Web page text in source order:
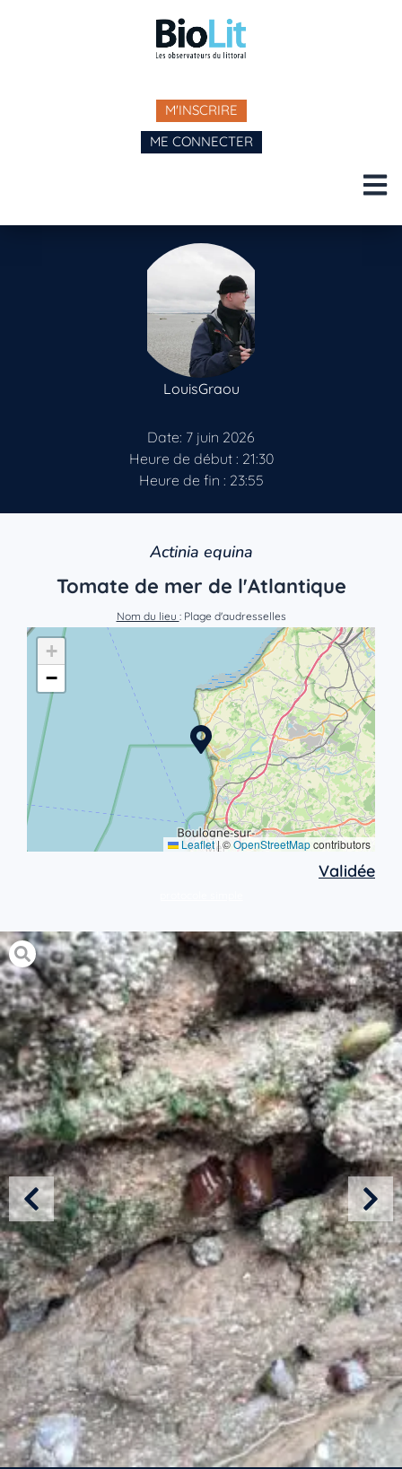
M'INSCRIRE
ME CONNECTER
LouisGraou
Date: 7 juin 2026
Heure de début : 21:30
Heure de fin : 23:55
Actinia equina
Tomate de mer de l'Atlantique
Nom du lieu : Plage d'audresselles
+
−
Leaflet|©OpenStreetMapcontributors
Validée